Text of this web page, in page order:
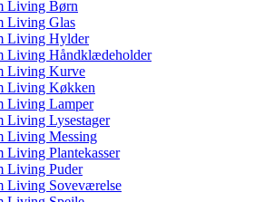
Living Børn
Living Glas
Living Hylder
Living Håndklædeholder
Living Kurve
Living Køkken
Living Lamper
Living Lysestager
Living Messing
Living Plantekasser
Living Puder
Living Soveværelse